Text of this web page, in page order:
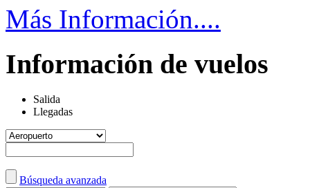
Más Información....
Información de vuelos
Salida
Llegadas
Búsqueda avanzada